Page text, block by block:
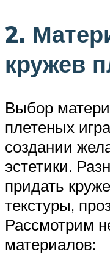
2.
кружев
Выбор
плетеных
создании
эстетики.
придать
текстуры,
Рассмотрим
материалов: